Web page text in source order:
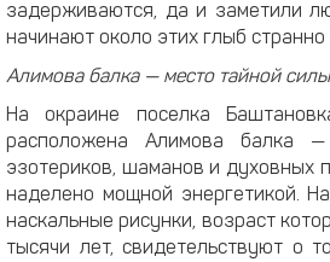
задерживаются, да и заметили
начинают около этих глыб странно
Алимова балка — место тайной силы
На окраине поселка
расположена Алимова балка
эзотериков, шаманов и духовных
наделено мощной энергетикой.
наскальные рисунки, возраст
тысячи лет, свидетельствуют о